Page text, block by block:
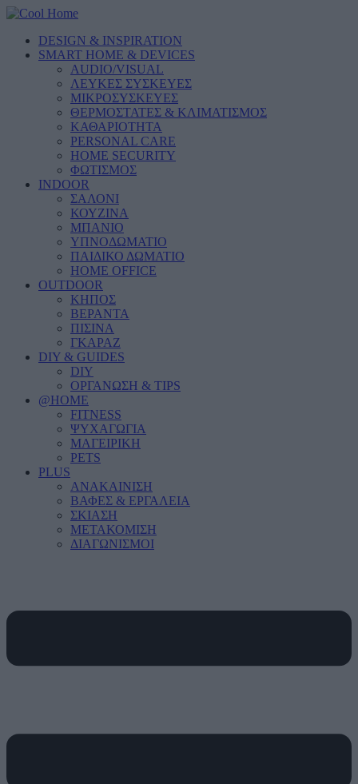
DESIGN & INSPIRATION
SMART HOME & DEVICES
AUDIO/VISUAL
ΛΕΥΚΕΣ ΣΥΣΚΕΥΕΣ
ΜΙΚΡΟΣΥΣΚΕΥΕΣ
ΘΕΡΜΟΣΤΑΤΕΣ & ΚΛΙΜΑΤΙΣΜΟΣ
ΚΑΘΑΡΙΟΤΗΤΑ
PERSONAL CARE
HOME SECURITY
ΦΩΤΙΣΜΟΣ
INDOOR
ΣΑΛΟΝΙ
ΚΟΥΖΙΝΑ
ΜΠΑΝΙΟ
ΥΠΝΟΔΩΜΑΤΙΟ
ΠΑΙΔΙΚΟ ΔΩΜΑΤΙΟ
HOME OFFICE
OUTDOOR
ΚΗΠΟΣ
ΒΕΡΑΝΤΑ
ΠΙΣΙΝΑ
ΓΚΑΡΑΖ
DIY & GUIDES
DIY
ΟΡΓΑΝΩΣΗ & TIPS
@HOME
FITNESS
ΨΥΧΑΓΩΓΙΑ
ΜΑΓΕΙΡΙΚΗ
PETS
PLUS
ΑΝΑΚΑΙΝΙΣΗ
ΒΑΦΕΣ & ΕΡΓΑΛΕΙΑ
ΣΚΙΑΣΗ
ΜΕΤΑΚΟΜΙΣΗ
ΔΙΑΓΩΝΙΣΜΟΙ